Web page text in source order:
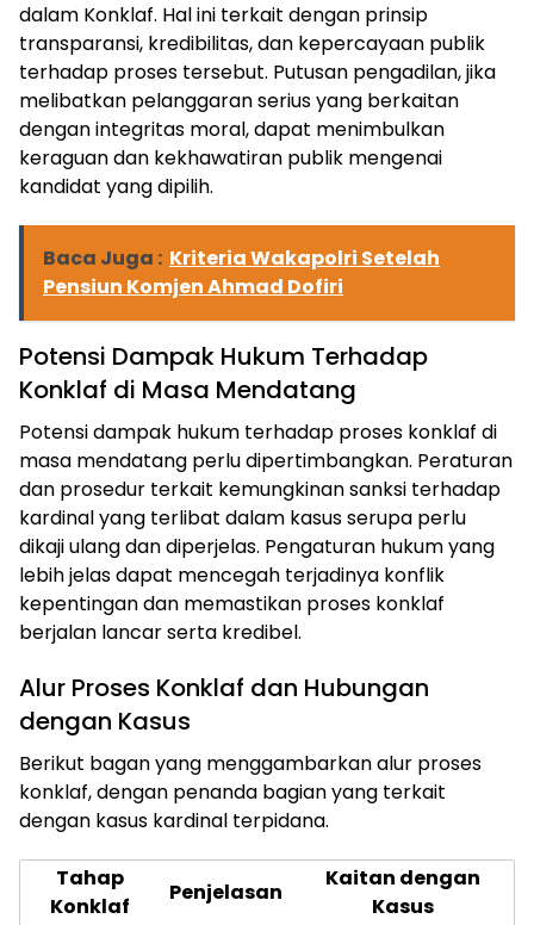
dalam Konklaf. Hal ini terkait dengan prinsip
transparansi, kredibilitas, dan kepercayaan publik
terhadap proses tersebut. Putusan pengadilan, jika
melibatkan pelanggaran serius yang berkaitan
dengan integritas moral, dapat menimbulkan
keraguan dan kekhawatiran publik mengenai
kandidat yang dipilih.
Baca Juga : Kriteria Wakapolri Setelah
Pensiun Komjen Ahmad Dofiri
Potensi Dampak Hukum Terhadap
Konklaf di Masa Mendatang
Potensi dampak hukum terhadap proses konklaf di
masa mendatang perlu dipertimbangkan. Peraturan
dan prosedur terkait kemungkinan sanksi terhadap
kardinal yang terlibat dalam kasus serupa perlu
dikaji ulang dan diperjelas. Pengaturan hukum yang
lebih jelas dapat mencegah terjadinya konflik
kepentingan dan memastikan proses konklaf
berjalan lancar serta kredibel.
Alur Proses Konklaf dan Hubungan
dengan Kasus
Berikut bagan yang menggambarkan alur proses
konklaf, dengan penanda bagian yang terkait
dengan kasus kardinal terpidana.
Tahap
Konklaf
Penjelasan
Kaitan dengan
Kasus